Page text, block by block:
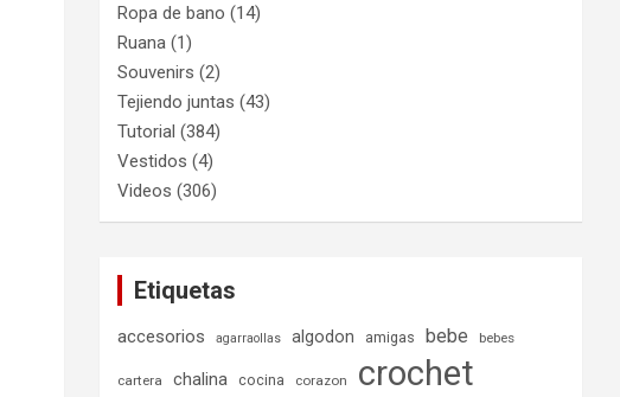
Ropa de bano (14)
Ruana (1)
Souvenirs (2)
Tejiendo juntas (43)
Tutorial (384)
Vestidos (4)
Videos (306)
Etiquetas
accesorios agarraollas algodon amigas bebe bebes
cartera chalina cocina corazon crochet